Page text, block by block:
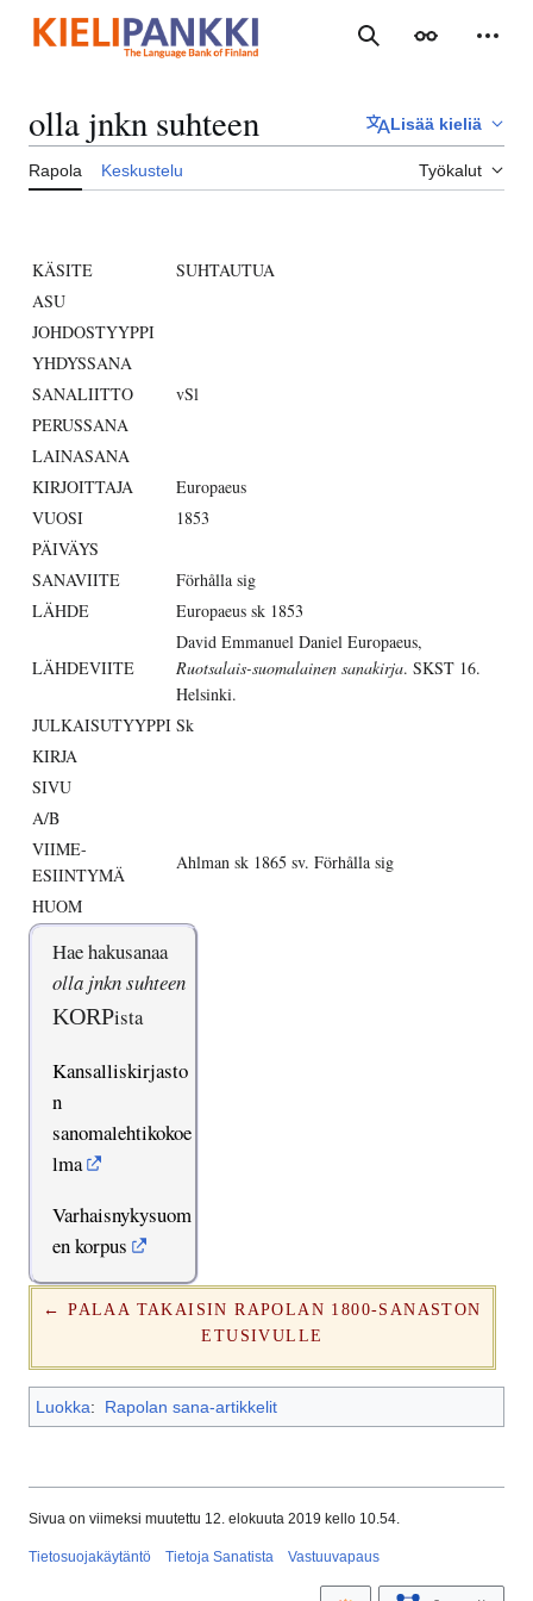
sisältöön
Haku Ulkoasu
olla jnkn suhteen Lisää kieliä
Rapola Keskustelu Työkalut
KÄSITE
SUHTAUTUA
ASU
JOHDOSTYYPPI
YHDYSSANA
SANALIITTO
vSl
PERUSSANA
LAINASANA
KIRJOITTAJA
Europaeus
VUOSI
1853
PÄIVÄYS
SANAVIITE
Förhålla sig
LÄHDE
Europaeus sk 1853
LÄHDEVIITE
David Emmanuel Daniel Europaeus,
Ruotsalais-suomalainen sanakirja. SKST 16.
Helsinki.
JULKAISUTYYPPI Sk
KIRJA
SIVU
A/B
VIIME-
ESIINTYMÄ
Ahlman sk 1865 sv. Förhålla sig
HUOM
Hae hakusanaa
olla jnkn suhteen
KORPista
Kansalliskirjasto
n
sanomalehtikokoe
lma
Varhaisnykysuom
en korpus
← PALAA TAKAISIN RAPOLAN 1800-SANASTON
ETUSIVULLE
Luokka: Rapolan sana-artikkelit
Sivua on viimeksi muutettu 12. elokuuta 2019 kello 10.54.
Tietosuojakäytäntö Tietoja Sanatista Vastuuvapaus